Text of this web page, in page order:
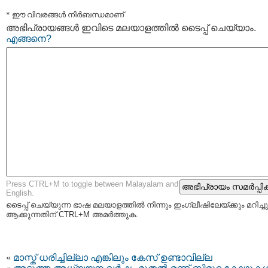
* ഈ വിവരങ്ങള്‍ നിര്‍ബന്ധമാണ്
അഭിപ്രായങ്ങള്‍ ഇവിടെ മലയാളത്തില്‍ ടൈപ്പ് ചെയ്യാം.
എങ്ങനെ?
Press CTRL+M to toggle between Malayalam and
English.
ടൈപ്പ്‌ ചെയ്യുന്ന ഭാഷ മലയാളത്തില്‍ നിന്നും ഇംഗ്ലീഷിലേയ്ക്കും
ആക്കുന്നതിന് CTRL+M അമര്‍ത്തുക.
« മാസ്ക് ധരിച്ചില്ലാ എങ്കിലും കേസ് ഉണ്ടാവില്ല